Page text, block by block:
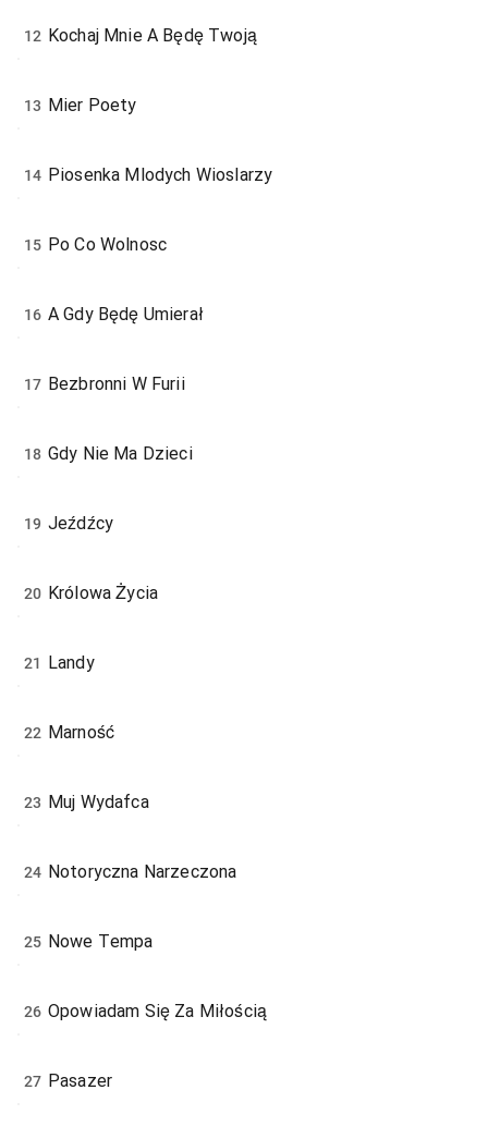
12 Kochaj Mnie A Będę Twoją
13 Mier Poety
14 Piosenka Mlodych Wioslarzy
15 Po Co Wolnosc
16 A Gdy Będę Umierał
17 Bezbronni W Furii
18 Gdy Nie Ma Dzieci
19 Jeźdźcy
20 Królowa Życia
21 Landy
22 Marność
23 Muj Wydafca
24 Notoryczna Narzeczona
25 Nowe Tempa
26 Opowiadam Się Za Miłością
27 Pasazer